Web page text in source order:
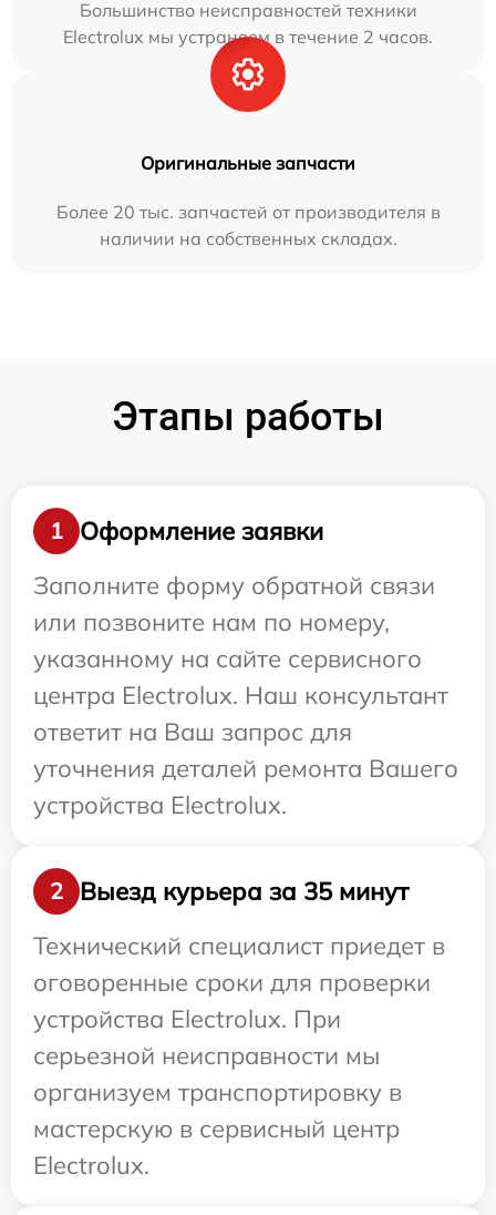
Большинство неисправностей техники
Electrolux мы устраняем в течение 2 часов.
Оригинальные запчасти
Более 20 тыс. запчастей от производителя в
наличии на собственных складах.
Этапы работы
1
Оформление заявки
Заполните форму обратной связи
или позвоните нам по номеру,
указанному на сайте сервисного
центра Electrolux. Наш консультант
ответит на Ваш запрос для
уточнения деталей ремонта Вашего
устройства Electrolux.
2
Выезд курьера за 35 минут
Технический специалист приедет в
оговоренные сроки для проверки
устройства Electrolux. При
серьезной неисправности мы
организуем транспортировку в
мастерскую в сервисный центр
Electrolux.